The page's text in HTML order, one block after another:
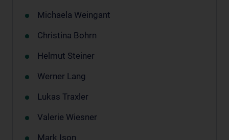
Michaela Weingant
Christina Bohrn
Helmut Steiner
Werner Lang
Lukas Traxler
Valerie Wiesner
Mark Ison